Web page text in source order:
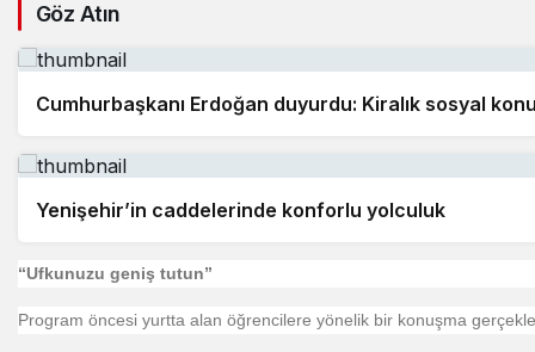
Göz Atın
Cumhurbaşkanı Erdoğan duyurdu: Kiralık sosyal
Yenişehir’in caddelerinde konforlu yolculuk
“Ufkunuzu geniş tutun”
Program öncesi yurtta alan öğrencilere yönelik bir konuşma